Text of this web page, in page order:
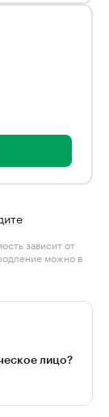
зависит от
можно в
лицо?